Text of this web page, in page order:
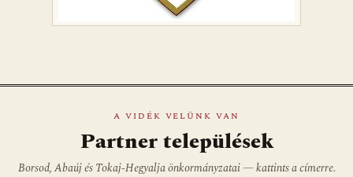
A VIDÉK VELÜNK VAN
Partner települések
Borsod, Abaúj és Tokaj-Hegyalja önkormányzatai — kattints a címerre.